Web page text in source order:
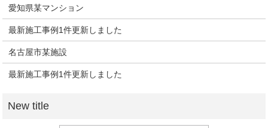
愛知県某マンション
最新施工事例1件更新しました
名古屋市某施設
最新施工事例1件更新しました